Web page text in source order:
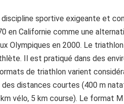
sportive exigeante et
en Californie comme une
Olympiques en 2000. Le
Il est pratiqué dans des
de triathlon varient
distances courtes (400 m
vélo, 5 km course). Le format